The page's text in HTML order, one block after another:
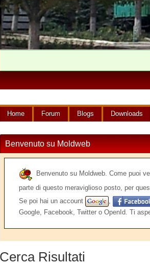
Home Forum Blogs Downloads
Benvenuto su Moldweb
Benvenuto su Moldweb. Come puoi
parte di questo meraviglioso posto, per
Se poi hai un account
,
Google, Facebook, Twitter o OpenId. Ti
Cerca Risultati